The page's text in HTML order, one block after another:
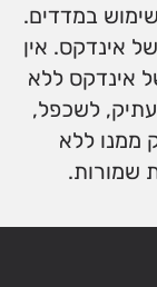
במדדים.
אינדקס. אין
אינדקס ללא
לשכפל,
ממנו ללא
שמורות.